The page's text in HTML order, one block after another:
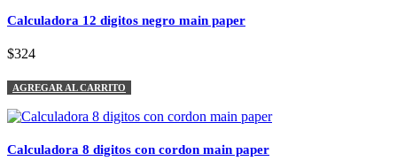
Calculadora 12 digitos negro main paper
$324
AGREGAR AL CARRITO
Calculadora 8 digitos con cordon main paper